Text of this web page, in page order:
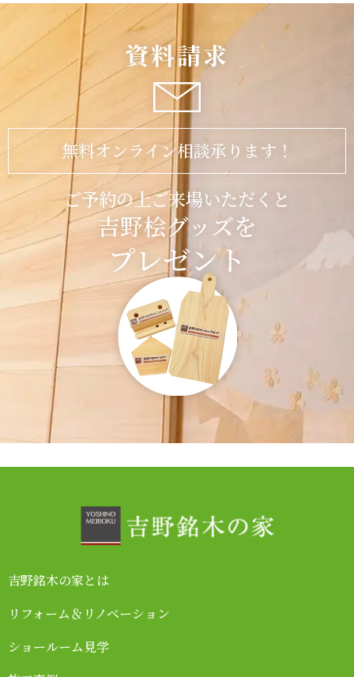
資料請求
無料オンライン相談承ります！
ご予約の上ご来場いただくと
吉野桧グッズを
プレゼント
吉野銘木の家とは
リフォーム＆リノベーション
ショールーム見学